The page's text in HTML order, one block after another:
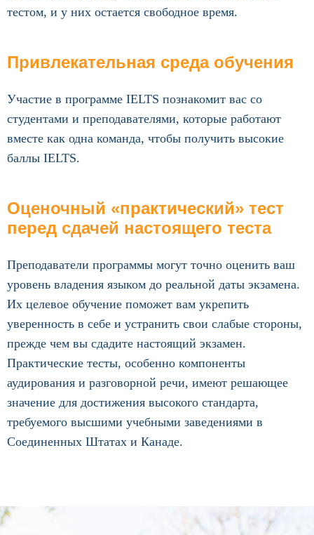
тестом, и у них остается свободное время.
Привлекательная среда обучения
Участие в программе IELTS познакомит вас со
студентами и преподавателями, которые работают
вместе как одна команда, чтобы получить высокие
баллы IELTS.
Оценочный «практический» тест
перед сдачей настоящего теста
Преподаватели программы могут точно оценить ваш
уровень владения языком до реальной даты экзамена.
Их целевое обучение поможет вам укрепить
уверенность в себе и устранить свои слабые стороны,
прежде чем вы сдадите настоящий экзамен.
Практические тесты, особенно компоненты
аудирования и разговорной речи, имеют решающее
значение для достижения высокого стандарта,
требуемого высшими учебными заведениями в
Соединенных Штатах и Канаде.